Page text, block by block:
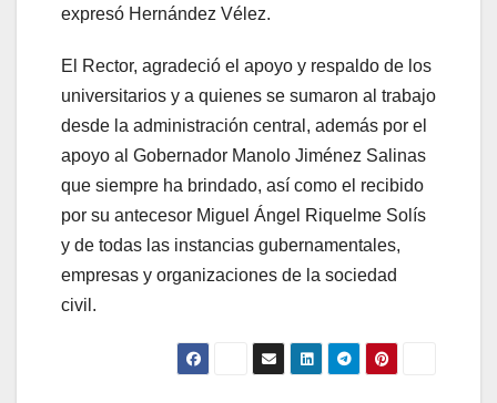
expresó Hernández Vélez.
El Rector, agradeció el apoyo y respaldo de los
universitarios y a quienes se sumaron al trabajo
desde la administración central, además por el
apoyo al Gobernador Manolo Jiménez Salinas
que siempre ha brindado, así como el recibido
por su antecesor Miguel Ángel Riquelme Solís
y de todas las instancias gubernamentales,
empresas y organizaciones de la sociedad
civil.